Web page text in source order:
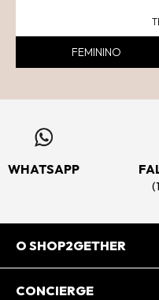
FEMININO
WHATSAPP
O SHOP2GETHER
Sobre Nós
CONCIERGE